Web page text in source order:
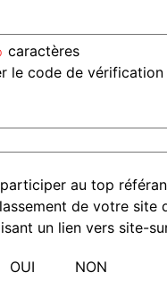
caractères
le code de vérification
au top
de votre site
un lien vers site-
OUI NON